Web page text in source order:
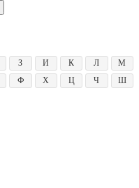
З И К Л
М
Ф Х Ц Ч
Ш